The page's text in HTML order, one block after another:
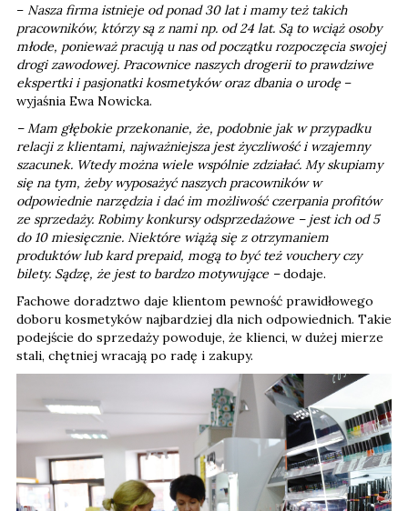
– Nasza firma istnieje od ponad 30 lat i mamy też takich
pracowników, którzy są z nami np. od 24 lat. Są to wciąż osoby
młode, ponieważ pracują u nas od początku rozpoczęcia swojej
drogi zawodowej. Pracownice naszych drogerii to prawdziwe
ekspertki i pasjonatki kosmetyków oraz dbania o urodę –
wyjaśnia Ewa Nowicka.
– Mam głębokie przekonanie, że, podobnie jak w przypadku
relacji z klientami, najważniejsza jest życzliwość i wzajemny
szacunek. Wtedy można wiele wspólnie zdziałać. My skupiamy
się na tym, żeby wyposażyć naszych pracowników w
odpowiednie narzędzia i dać im możliwość czerpania profitów
ze sprzedaży. Robimy konkursy odsprzedażowe – jest ich od 5
do 10 miesięcznie. Niektóre wiążą się z otrzymaniem
produktów lub kard prepaid, mogą to być też vouchery czy
bilety. Sądzę, że jest to bardzo motywujące –dodaje.
Fachowe doradztwo daje klientom pewność prawidłowego
doboru kosmetyków najbardziej dla nich odpowiednich. Takie
podejście do sprzedaży powoduje, że klienci, w dużej mierze
stali, chętniej wracają po radę i zakupy.